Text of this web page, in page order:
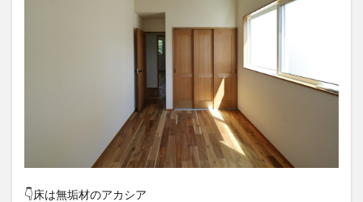
👇️床は無垢材のアカシア